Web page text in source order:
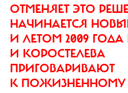
ОТМЕНЯЕТ ЭТО
НАЧИНАЕТСЯ
И ЛЕТОМ 2009
И КОРОСТЕЛЕВА
ПРИГОВАРИВАЮТ
К ПОЖИЗНЕННОМУ